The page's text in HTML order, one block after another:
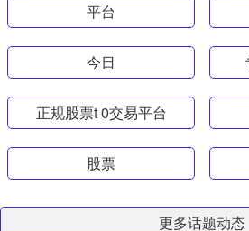
平台
今日
正规股票t 0交易平台
股票
更多话题动态